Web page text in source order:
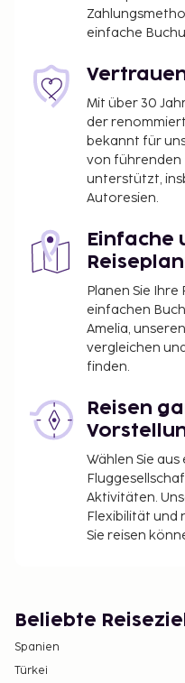
du eine Veranstaltung
Hotel eine gute Wahl,
(87 Quadratmeter)
Konferenzfläche und 2
es Folgendes: Parken
Zahlreiche
Fitnessbereich (rund
keine Langeweile
WLAN, ein
Picknickbereich.
Lancaster hat ein
inbegriffenes großes
angeboten.
Gebühr für
pro Aufenthalt
ausgenommen
Für die Nutzung
erhoben
Nutzungsgebühr
Aufenthalt
Die oben aufgeführte
In dieser
bestimmten
noch weitere
einfache
Mit über 30
der
bekannt für
von führenden
unterstützt,
Autoresien.
Einfache
Planen Sie
einfachen
Amelia,
vergleichen
finden.
Reisen
Wählen Sie
Aktivitäten.
Flexibilität und
Sie reisen
Beliebte
Spanien
Türkei